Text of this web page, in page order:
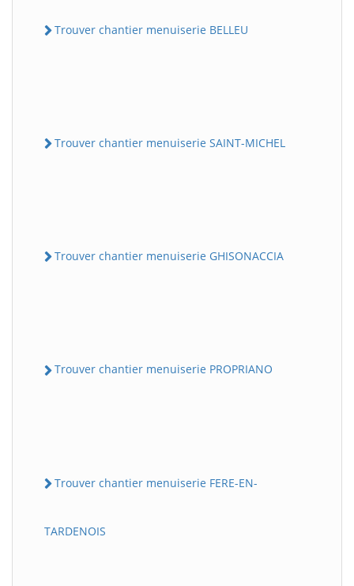
Trouver chantier menuiserie BELLEU
Trouver chantier menuiserie SAINT-MICHEL
Trouver chantier menuiserie GHISONACCIA
Trouver chantier menuiserie PROPRIANO
Trouver chantier menuiserie FERE-EN-
TARDENOIS